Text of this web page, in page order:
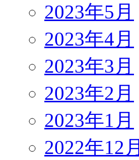
2023年5月
2023年4月
2023年3月
2023年2月
2023年1月
2022年12月